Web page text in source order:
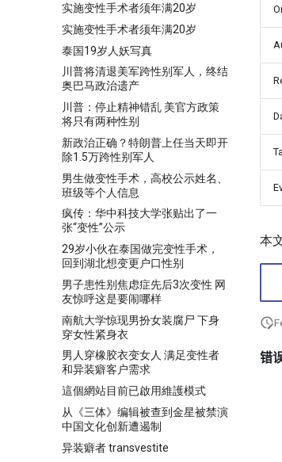
实施变性手术者须年满20岁
实施变性手术者须年满20岁
泰国19岁人妖写真
川普将清退美军跨性别军人，终结
奥巴马政治遗产
川普：停止精神错乱 美官方政策
将只有两种性别
新政治正确？特朗普上任当天即开
除1.5万跨性别军人
男生做变性手术，高校公示姓名、
班级等个人信息
疯传：华中科技大学张贴出了一
张“变性”公示
29岁小伙在泰国做完变性手术，
回到湖北想变更户口性别
男子患性别焦虑症先后3次变性 网
友惊呼这是要闹哪样
南航大学惊现男扮女装腐尸 下身
穿女性紧身衣
男人穿橡胶衣变女人 满足变性者
和异装癖客户需求
這個網站目前已啟用維護模式
从《三体》编辑被查到金星被禁演
中国文化创新遭遏制
异装癖者 transvestite
本